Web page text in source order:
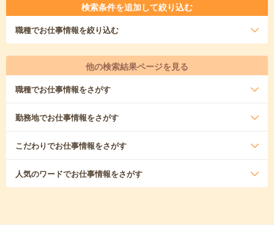
検索条件を追加して絞り込む
職種でお仕事情報を絞り込む
他の検索結果ページを見る
職種でお仕事情報をさがす
勤務地でお仕事情報をさがす
こだわりでお仕事情報をさがす
人気のワードでお仕事情報をさがす